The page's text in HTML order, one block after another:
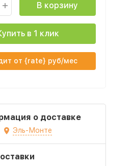
В корзину
в 1 клик
от {rate} руб/мес
о доставке
Эль-Монте